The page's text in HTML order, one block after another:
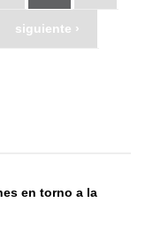
siguiente ›
en torno a la